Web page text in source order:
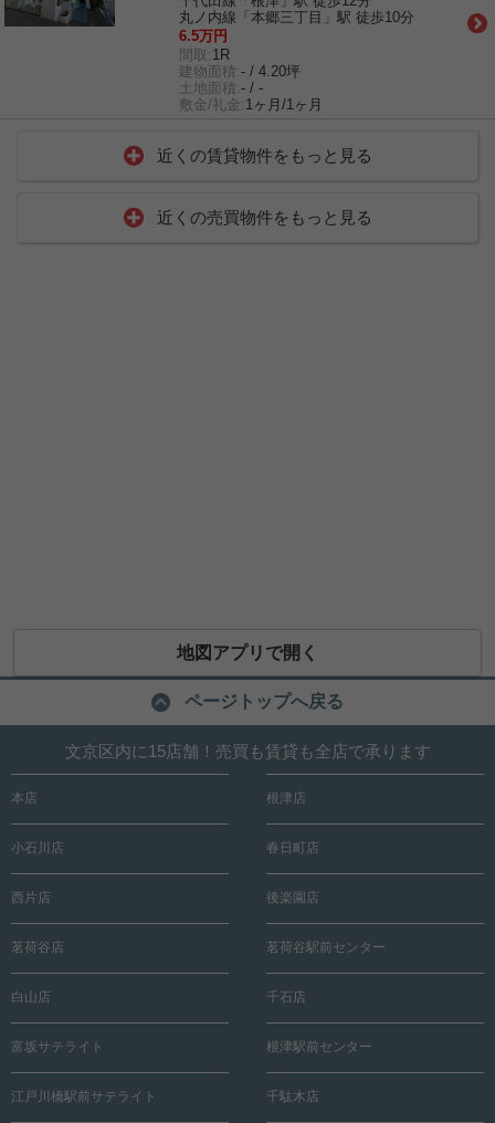
丸ノ内線「本郷三丁目」駅 徒歩10分
6.5万円
間取: 1R
建物面積:- / 4.20坪
土地面積:- / -
敷金/礼金: 1ヶ月/1ヶ月
近くの賃貸物件をもっと見る
近くの売買物件をもっと見る
地図アプリで開く
ページトップへ戻る
文京区内に15店舗！売買も賃貸も全店で承ります
本店 根津店
小石川店 春日町店
西片店 後楽園店
茗荷谷店 茗荷谷駅前センター
白山店 千石店
富坂サテライト 根津駅前センター
江戸川橋駅前サテライト 千駄木店